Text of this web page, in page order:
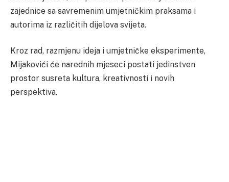
zajednice sa savremenim umjetničkim praksama i
autorima iz različitih dijelova svijeta.
Kroz rad, razmjenu ideja i umjetničke eksperimente,
Mijakovići će narednih mjeseci postati jedinstven
prostor susreta kultura, kreativnosti i novih
perspektiva.